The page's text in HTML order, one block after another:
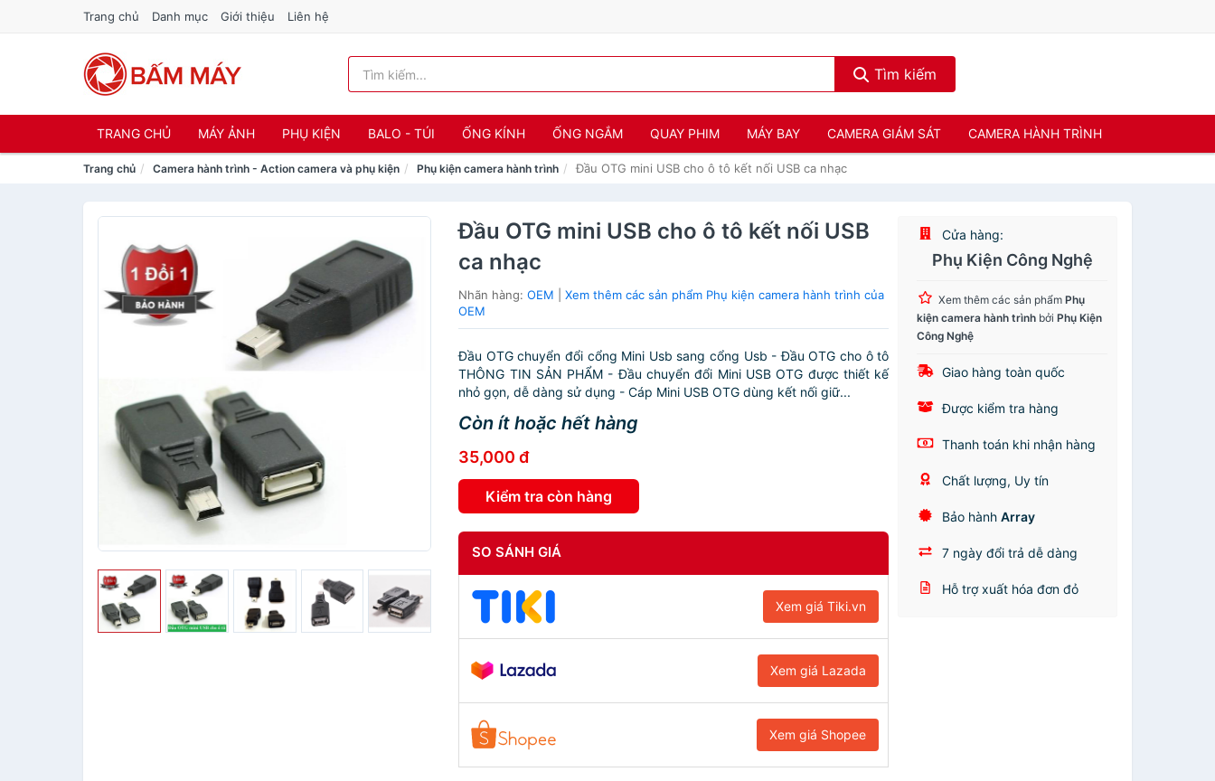
Trang chủ Danh mục Giới thiệu Liên hệ
Tìm kiếm
TRANG CHỦ MÁY ẢNH PHỤ KIỆN BALO - TÚI ỐNG KÍNH ỐNG NGẮM QUAY PHIM MÁY BAY CAMERA GIÁM SÁT CAMERA HÀNH TRÌNH
Trang chủ Camera hành trình - Action camera và phụ kiện Phụ kiện camera hành trình Đầu OTG mini USB cho ô tô kết nối USB ca nhạc
Đầu OTG mini USB cho ô tô kết nối USB
ca nhạc
Nhãn hàng:OEM |Xem thêm các sản phẩm Phụ kiện camera hành trình của
OEM
Đầu OTG chuyển đổi cổng Mini Usb sang cổng Usb - Đầu OTG cho ô tô
THÔNG TIN SẢN PHẨM - Đầu chuyển đổi Mini USB OTG được thiết kế
nhỏ gọn, dễ dàng sử dụng - Cáp Mini USB OTG dùng kết nối giữ...
Còn ít hoặc hết hàng
35,000 đ
Kiểm tra còn hàng
SO SÁNH GIÁ
Xem giá Tiki.vn
Xem giá Lazada
Xem giá Shopee
Cửa hàng:
Phụ Kiện Công Nghệ
Xem thêm các sản phẩmPhụ
kiện camera hành trình bởiPhụ Kiện
Công Nghệ
Giao hàng toàn quốc
Được kiểm tra hàng
Thanh toán khi nhận hàng
Chất lượng, Uy tín
Bảo hànhArray
7 ngày đổi trả dễ dàng
Hỗ trợ xuất hóa đơn đỏ